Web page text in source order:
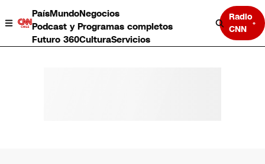
PaísMundoNegocios
Podcast y Programas completos
Futuro 360CulturaServicios
Radio
CNN